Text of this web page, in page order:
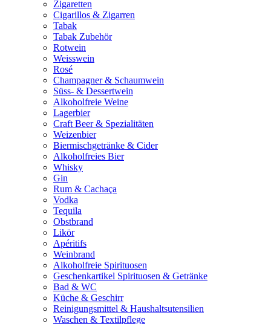
Zigaretten
Cigarillos & Zigarren
Tabak
Tabak Zubehör
Rotwein
Weisswein
Rosé
Champagner & Schaumwein
Süss- & Dessertwein
Alkoholfreie Weine
Lagerbier
Craft Beer & Spezialitäten
Weizenbier
Biermischgetränke & Cider
Alkoholfreies Bier
Whisky
Gin
Rum & Cachaça
Vodka
Tequila
Obstbrand
Likör
Apéritifs
Weinbrand
Alkoholfreie Spirituosen
Geschenkartikel Spirituosen & Getränke
Bad & WC
Küche & Geschirr
Reinigungsmittel & Haushaltsutensilien
Waschen & Textilpflege